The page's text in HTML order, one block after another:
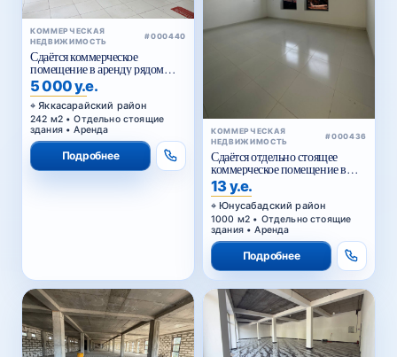
КОММЕРЧЕСКАЯ
НЕДВИЖИМОСТЬ
#000440
Сдаётся коммерческое
помещение в аренду рядом
Голубые купола
5 000 у.е.
Яккасарайский район
242 м2 • Отдельно стоящие
здания • Аренда
Подробнее
КОММЕРЧЕСКАЯ
НЕДВИЖИМОСТЬ
#000436
Сдаётся отдельно стоящее
коммерческое помещение в
аренду
13 у.е.
Юнусабадский район
1000 м2 • Отдельно стоящие
здания • Аренда
Подробнее